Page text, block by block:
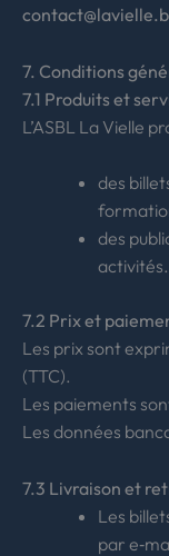
7. Conditions
7.1 Produits et
L’ASBL La Vielle
des
des
activités.
7.2 Prix et
Les prix sont
(TTC).
Les paiements
Les données
7.3 Livraison et
Les
par